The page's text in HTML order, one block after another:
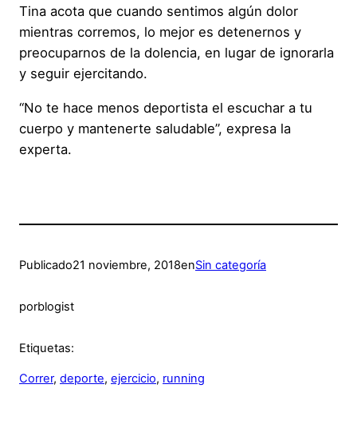
Tina acota que cuando sentimos algún dolor
mientras corremos, lo mejor es detenernos y
preocuparnos de la dolencia, en lugar de ignorarla
y seguir ejercitando.
“No te hace menos deportista el escuchar a tu
cuerpo y mantenerte saludable”, expresa la
experta.
Publicado21 noviembre, 2018enSin categoría
porblogist
Etiquetas:
Correr, deporte, ejercicio, running